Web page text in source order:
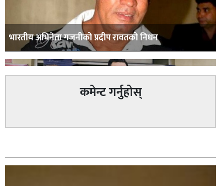
भारतीय अभिनेता गजनीको प्रदीप रावतको निधन
कमेन्ट गर्नुहोस्